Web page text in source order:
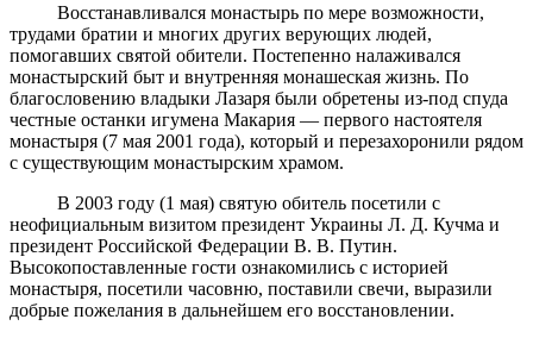
Восстанавливался монастырь по мере возможности,
трудами братии и многих других верующих людей,
помогавших святой обители. Постепенно налаживался
монастырский быт и внутренняя монашеская жизнь. По
благословению владыки Лазаря были обретены из-под спуда
честные останки игумена Макария — первого настоятеля
монастыря (7 мая 2001 года), который и перезахоронили рядом
с существующим монастырским храмом.
В 2003 году (1 мая) святую обитель посетили с
неофициальным визитом президент Украины Л. Д. Кучма и
президент Российской Федерации В. В. Путин.
Высокопоставленные гости ознакомились с историей
монастыря, посетили часовню, поставили свечи, выразили
добрые пожелания в дальнейшем его восстановлении.